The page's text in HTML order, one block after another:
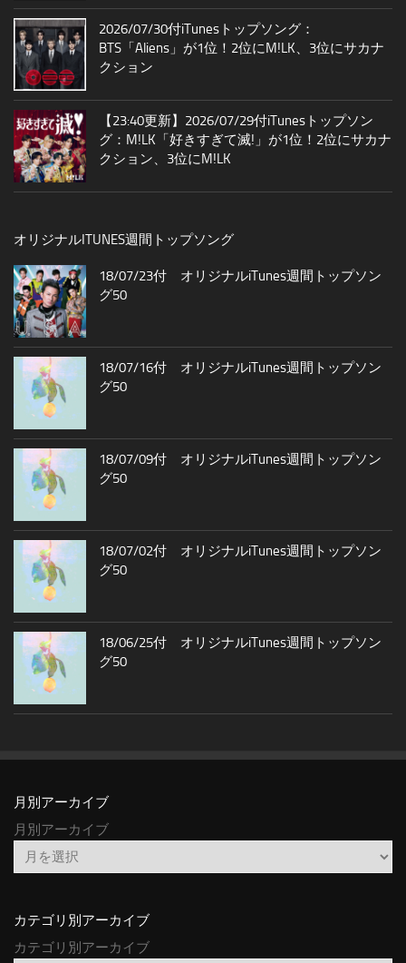
2026/07/30付iTunesトップソング：
BTS「Aliens」が1位！2位にM!LK、3位にサカナ
クション
【23:40更新】2026/07/29付iTunesトップソン
グ：M!LK「好きすぎて滅!」が1位！2位にサカナ
クション、3位にM!LK
オリジナルITUNES週間トップソング
18/07/23付 オリジナルiTunes週間トップソン
グ50
18/07/16付 オリジナルiTunes週間トップソン
グ50
18/07/09付 オリジナルiTunes週間トップソン
グ50
18/07/02付 オリジナルiTunes週間トップソン
グ50
18/06/25付 オリジナルiTunes週間トップソン
グ50
月別アーカイブ
月別アーカイブ
カテゴリ別アーカイブ
カテゴリ別アーカイブ